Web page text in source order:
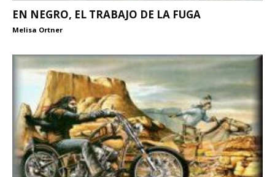
EN NEGRO, EL TRABAJO DE LA FUGA
Melisa Ortner